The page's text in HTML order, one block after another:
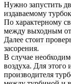
Нужно запустить
издаваемому
По характерному
между выходным
Далее стоит
засорения.
В случае
воздуха. Для этого
производителя